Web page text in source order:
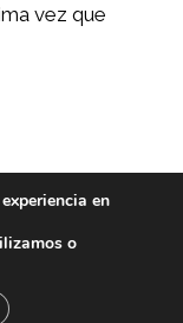
vez que
en
o